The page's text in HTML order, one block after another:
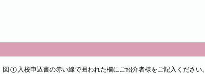
図①入校申込書の赤い線で囲われた欄にご紹介者様をご記入ください。